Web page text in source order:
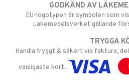
GODKÄND AV
EU-logotypen är symbolen som
Läkemedelsverket gällande
TRYGGA
Handla tryggt & säkert via faktura,
vanligaste kort.